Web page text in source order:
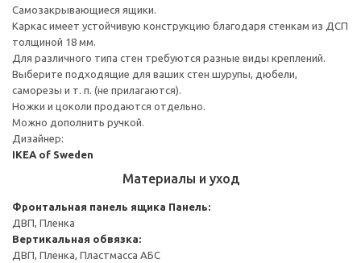
Самозакрывающиеся ящики.
Каркас имеет устойчивую конструкцию благодаря стенкам из ДСП
толщиной 18 мм.
Для различного типа стен требуются разные виды креплений.
Выберите подходящие для ваших стен шурупы, дюбели,
саморезы и т. п. (не прилагаются).
Ножки и цоколи продаются отдельно.
Можно дополнить ручкой.
Дизайнер:
IKEA of Sweden
Материалы и уход
Фронтальная панель ящика Панель:
ДВП, Пленка
Вертикальная обвязка:
ДВП, Пленка, Пластмасса АБС